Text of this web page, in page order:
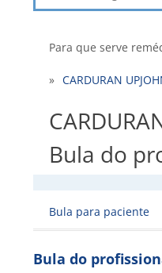
Para que serve
» CARDURAN
Bula do
Bula para paciente
Bula do